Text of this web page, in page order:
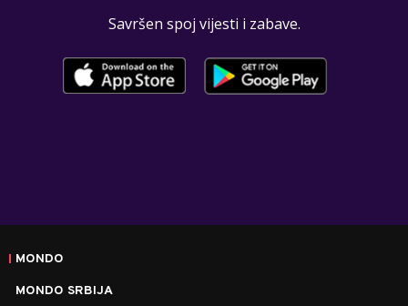
Savršen spoj vijesti i zabave.
MONDO
MONDO SRBIJA